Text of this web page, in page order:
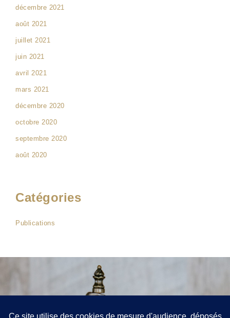
décembre 2021
août 2021
juillet 2021
juin 2021
avril 2021
mars 2021
décembre 2020
octobre 2020
septembre 2020
août 2020
Catégories
Publications